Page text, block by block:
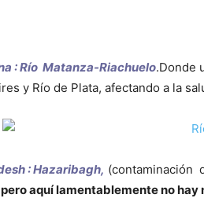
: Río Matanza-Riachuelo.Donde
y Río de Plata, afectando a la
: Hazaribagh, (contaminación
aquí lamentablemente no hay